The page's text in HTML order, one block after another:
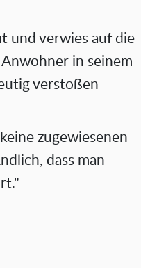
und verwies auf die
in seinem
verstoßen
zugewiesenen
dass man